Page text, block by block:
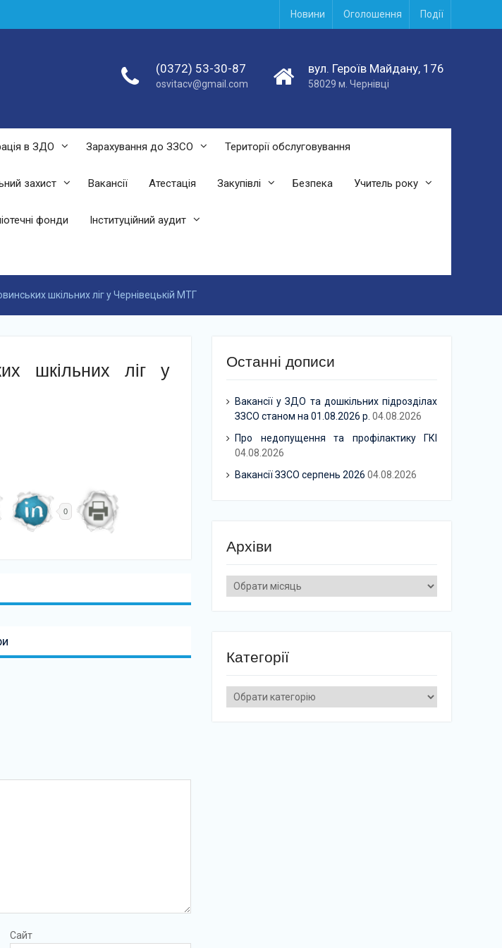
Новини Оголошення Події
(0372) 53-30-87
osvitacv@gmail.com
вул. Героїв Майдану, 176
58029 м. Чернівці
в ЗДО Зарахування до ЗЗСО Території обслуговування
захист Вакансії Атестація Закупівлі Безпека Учитель року
фонди Інституційний аудит
шкільних ліг у Чернівецькій МТГ
шкільних ліг у
0
Сайт
Останні дописи
Вакансії у ЗДО та дошкільних підрозділах
ЗЗСО станом на 01.08.2026 р. 04.08.2026
Про недопущення та профілактику ГКІ
04.08.2026
Вакансії ЗЗСО серпень 2026 04.08.2026
Архіви
Архіви
Категорії
Категорії